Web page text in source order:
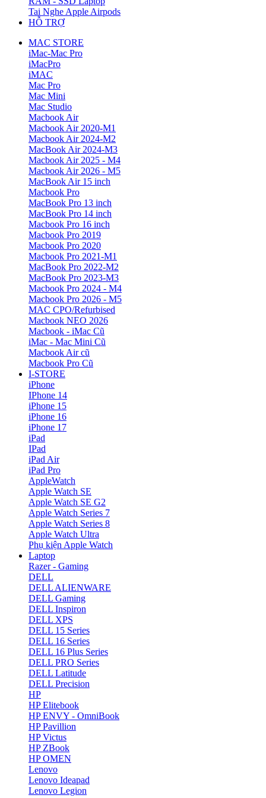
Tai Nghe Apple Airpods
HỖ TRỢ
MAC STORE
iMac-Mac Pro
iMacPro
iMAC
Mac Pro
Mac Mini
Mac Studio
Macbook Air
Macbook Air 2020-M1
Macbook Air 2024-M2
MacBook Air 2024-M3
Macbook Air 2025 - M4
Macbook Air 2026 - M5
MacBook Air 15 inch
Macbook Pro
MacBook Pro 13 inch
MacBook Pro 14 inch
Macbook Pro 16 inch
Macbook Pro 2019
Macbook Pro 2020
Macbook Pro 2021-M1
MacBook Pro 2022-M2
MacBook Pro 2023-M3
Macbook Pro 2024 - M4
Macbook Pro 2026 - M5
MAC CPO/Refurbised
Macbook NEO 2026
Macbook - iMac Cũ
iMac - Mac Mini Cũ
Macbook Air cũ
Macbook Pro Cũ
I-STORE
iPhone
IPhone 14
iPhone 15
iPhone 16
iPhone 17
iPad
IPad
iPad Air
iPad Pro
AppleWatch
Apple Watch SE
Apple Watch SE G2
Apple Watch Series 7
Apple Watch Series 8
Apple Watch Ultra
Phụ kiện Apple Watch
Laptop
Razer - Gaming
DELL
DELL ALIENWARE
DELL Gaming
DELL Inspiron
DELL XPS
DELL 15 Series
DELL 16 Series
DELL 16 Plus Series
DELL PRO Series
DELL Latitude
DELL Precision
HP
HP Elitebook
HP ENVY - OmniBook
HP Pavillion
HP Victus
HP ZBook
HP OMEN
Lenovo
Lenovo Ideapad
Lenovo Legion